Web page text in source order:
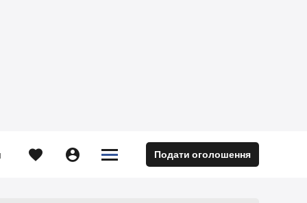
  

 Подати оголошення